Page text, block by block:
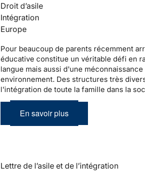
Droit d’asile
Intégration
Europe
Pour beaucoup de parents récemment
éducative constitue un véritable défi en
langue mais aussi d'une
environnement. Des structures très
l'intégration de toute la famille dans la
En savoir plus
Lettre de l’asile et de l’intégration